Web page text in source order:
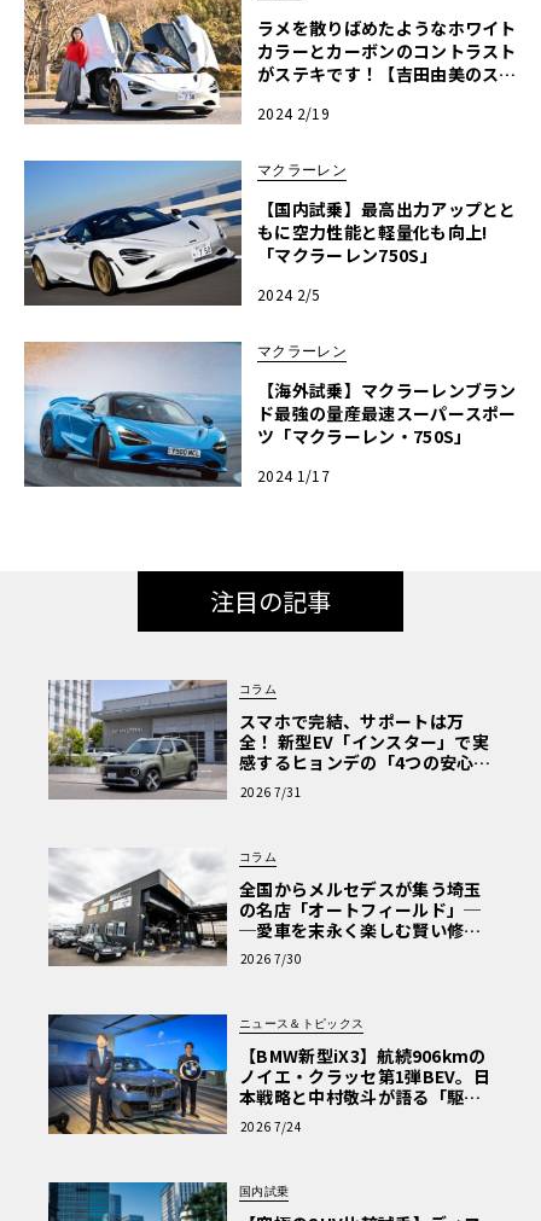
ラメを散りばめたようなホワイト
カラーとカーボンのコントラスト
がステキです！【吉田由美のスー
介】マクラーレン750Sクーペ編
2024 2/19
マクラーレン
【国内試乗】最高出力アップとと
もに空力性能と軽量化も向上!
「マクラーレン750S」
2024 2/5
マクラーレン
【海外試乗】マクラーレンブラン
ド最強の量産最速スーパースポー
ツ「マクラーレン・750S」
2024 1/17
注目の記事
コラム
スマホで完結、サポートは万
全！ 新型EV「インスター」で実
感するヒョンデの「4つの安心」
【第1回・ヒョンデ6つの疑問：
Why? Hyundai?】〈PR〉
2026 7/31
コラム
全国からメルセデスが集う埼玉
の名店「オートフィールド」─
─愛車を末永く楽しむ賢い修理
術と、プロがフックス製オイル
を選ぶ理由〈PR〉
2026 7/30
ニュース＆トピックス
【BMW新型iX3】航続906kmの
ノイエ・クラッセ第1弾BEV。日
本戦略と中村敬斗が語る「駆け
ぬける歓び」
2026 7/24
国内試乗